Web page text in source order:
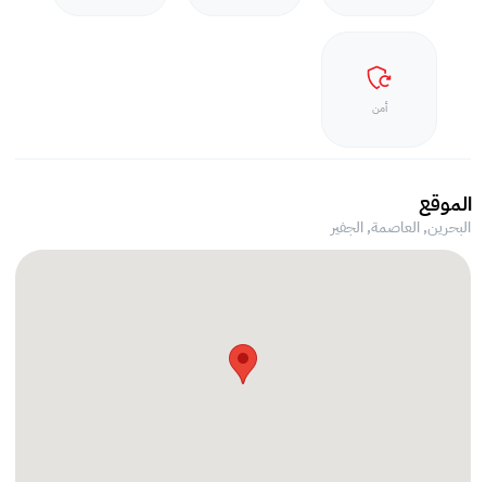
أمن
الموقع
البحرين, العاصمة,الجفير